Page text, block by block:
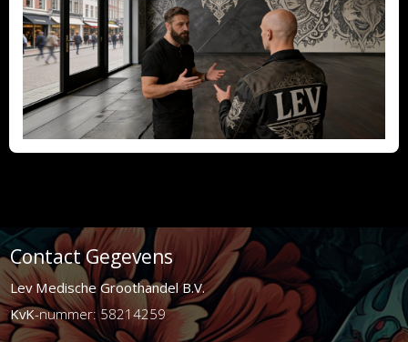
Contact Gegevens
Lev Medische Groothandel B.V.
KvK-nummer: 58214259